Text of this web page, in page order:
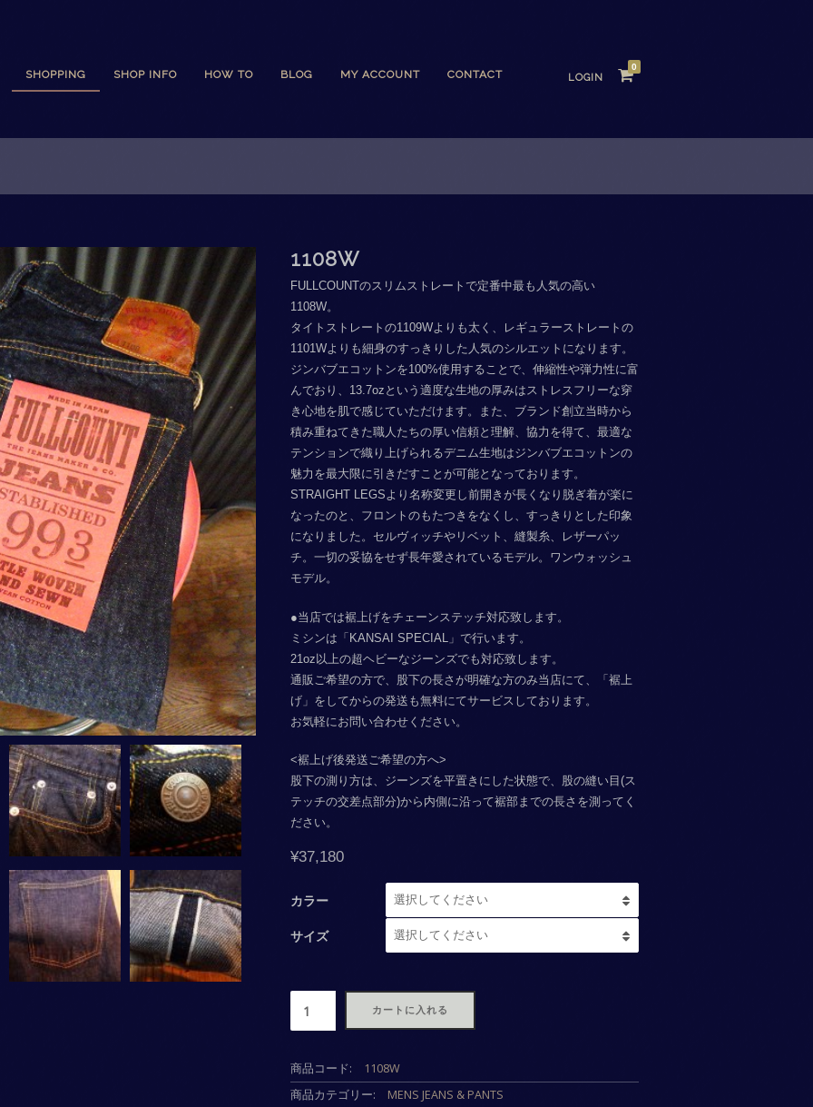
SHOPPING SHOP INFO HOW TO BLOG MY ACCOUNT CONTACT LOGIN
0
1108W
FULLCOUNTのスリムストレートで定番中最も人気の高い
1108W。
タイトストレートの1109Wよりも太く、レギュラーストレートの
1101Wよりも細身のすっきりした人気のシルエットになります。
ジンバブエコットンを100%使用することで、伸縮性や弾力性に富
んでおり、13.7ozという適度な生地の厚みはストレスフリーな穿
き心地を肌で感じていただけます。また、ブランド創立当時から
積み重ねてきた職人たちの厚い信頼と理解、協力を得て、最適な
テンションで織り上げられるデニム生地はジンバブエコットンの
魅力を最大限に引きだすことが可能となっております。
STRAIGHT LEGSより名称変更し前開きが長くなり脱ぎ着が楽に
なったのと、フロントのもたつきをなくし、すっきりとした印象
になりました。セルヴィッチやリベット、縫製糸、レザーパッ
チ。一切の妥協をせず長年愛されているモデル。ワンウォッシュ
モデル。
●当店では裾上げをチェーンステッチ対応致します。
ミシンは「KANSAI SPECIAL」で行います。
21oz以上の超ヘビーなジーンズでも対応致します。
通販ご希望の方で、股下の長さが明確な方のみ当店にて、「裾上
げ」をしてからの発送も無料にてサービスしております。
お気軽にお問い合わせください。
<裾上げ後発送ご希望の方へ>
股下の測り方は、ジーンズを平置きにした状態で、股の縫い目(ス
テッチの交差点部分)から内側に沿って裾部までの長さを測ってく
ださい。
¥37,180
カラー
サイズ
カートに入れる
商品コード:
1108W
商品カテゴリー:
MENS JEANS & PANTS